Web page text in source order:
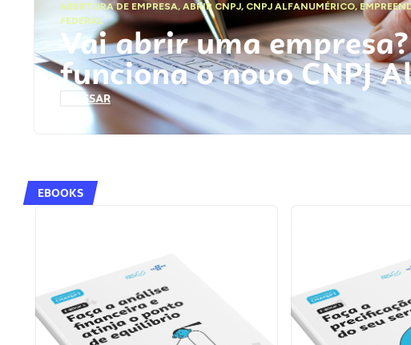
ABERTURA DE EMPRESA,ABRIR CNPJ, CNPJ ALFANUMÉRICO,
FEDERAL
Vai abrir uma
funciona o novo CNPJ
ACESSAR
EBOOKS